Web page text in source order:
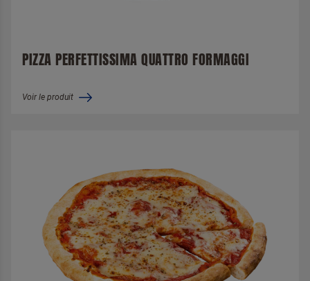
PIZZA PERFETTISSIMA QUATTRO FORMAGGI
Voir le produit